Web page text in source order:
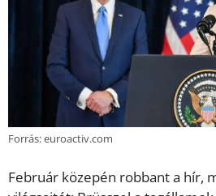
Forrás: euroactiv.com
Február közepén robbant a hír,